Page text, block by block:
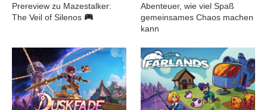
Prereview zu Mazestalker:
The Veil of Silenos
Abenteuer, wie viel Spaß
gemeinsames Chaos machen
kann